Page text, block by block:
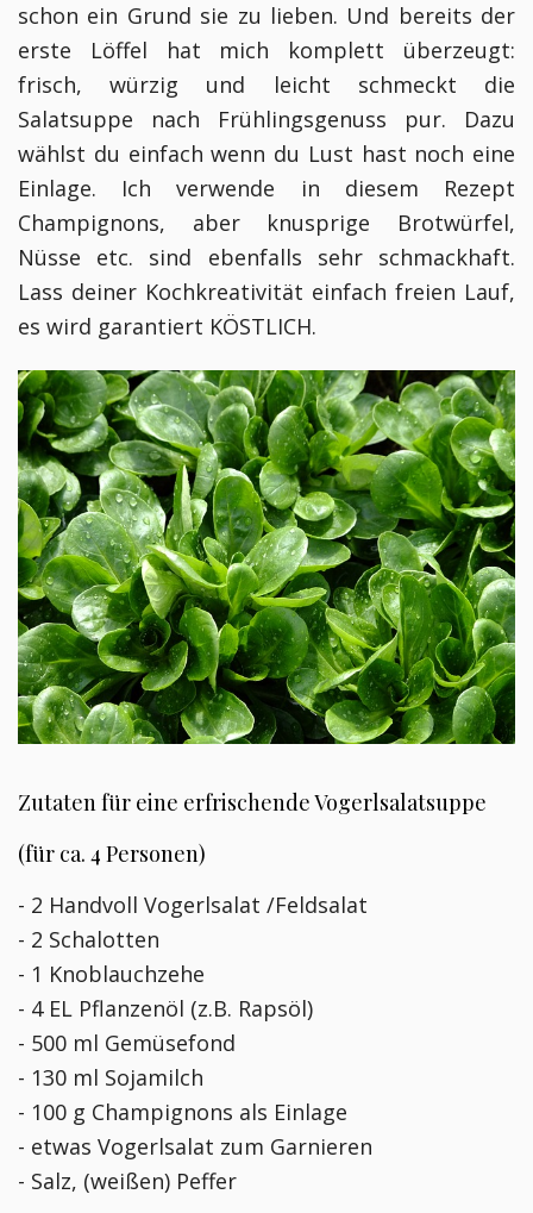
schon ein Grund sie zu lieben. Und bereits der
erste Löffel hat mich komplett überzeugt:
frisch, würzig und leicht schmeckt die
Salatsuppe nach Frühlingsgenuss pur. Dazu
wählst du einfach wenn du Lust hast noch eine
Einlage. Ich verwende in diesem Rezept
Champignons, aber knusprige Brotwürfel,
Nüsse etc. sind ebenfalls sehr schmackhaft.
Lass deiner Kochkreativität einfach freien Lauf,
es wird garantiert KÖSTLICH.
Zutaten für eine erfrischende Vogerlsalatsuppe
(für ca. 4 Personen)
- 2 Handvoll Vogerlsalat /Feldsalat
- 2 Schalotten
- 1 Knoblauchzehe
- 4 EL Pflanzenöl (z.B. Rapsöl)
- 500 ml Gemüsefond
- 130 ml Sojamilch
- 100 g Champignons als Einlage
- etwas Vogerlsalat zum Garnieren
- Salz, (weißen) Peffer